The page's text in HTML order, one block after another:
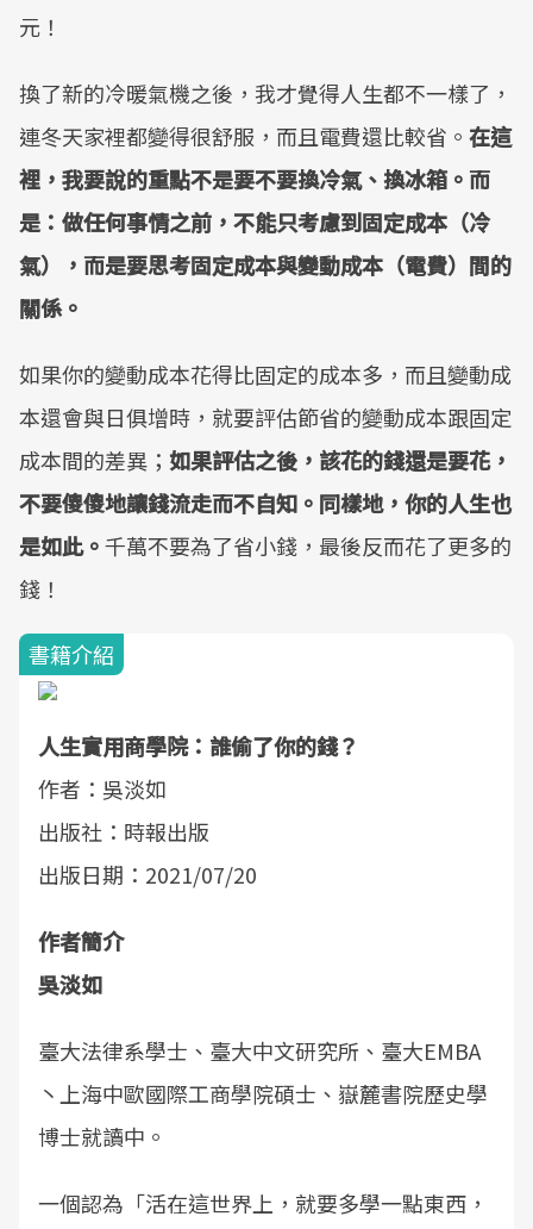
元！
換了新的冷暖氣機之後，我才覺得人生都不一樣了，
連冬天家裡都變得很舒服，而且電費還比較省。 在這
裡，我要說的重點不是要不要換冷氣、換冰箱。而
是：做任何事情之前，不能只考慮到固定成本（冷
氣），而是要思考固定成本與變動成本（電費）間的
關係。
如果你的變動成本花得比固定的成本多，而且變動成
本還會與日俱增時，就要評估節省的變動成本跟固定
成本間的差異； 如果評估之後，該花的錢還是要花，
不要傻傻地讓錢流走而不自知。同樣地，你的人生也
是如此。千萬不要為了省小錢，最後反而花了更多的
錢！
書籍介紹
人生實用商學院：誰偷了你的錢？
作者：吳淡如
出版社：時報出版
出版日期：2021/07/20
作者簡介
吳淡如
臺大法律系學士、臺大中文研究所、臺大EMBA
丶上海中歐國際工商學院碩士、嶽麓書院歷史學
博士就讀中。
一個認為「活在這世界上，就要多學一點東西，